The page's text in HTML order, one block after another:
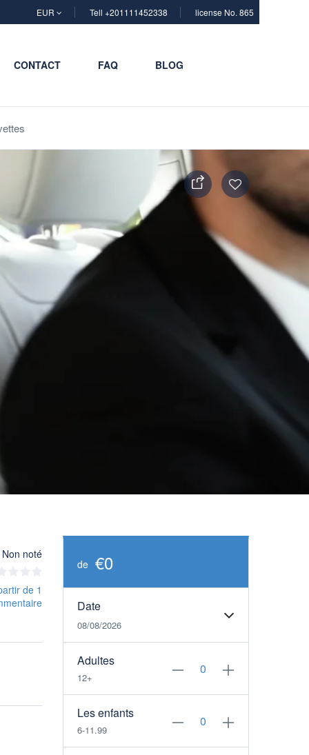
EUR Tell +201111452338 license No. 865
CONTACT FAQ BLOG
Non noté
de 1
de €0
Date
08/08/2026
Adultes
12+
Les enfants
6-11.99